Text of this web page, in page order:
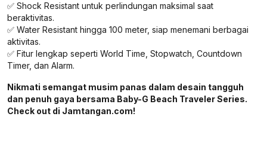
✅ Shock Resistant untuk perlindungan maksimal saat
beraktivitas.
✅ Water Resistant hingga 100 meter, siap menemani berbagai
aktivitas.
✅ Fitur lengkap seperti World Time, Stopwatch, Countdown
Timer, dan Alarm.
Nikmati semangat musim panas dalam desain tangguh
dan penuh gaya bersama Baby-G Beach Traveler Series.
Check out di Jamtangan.com!